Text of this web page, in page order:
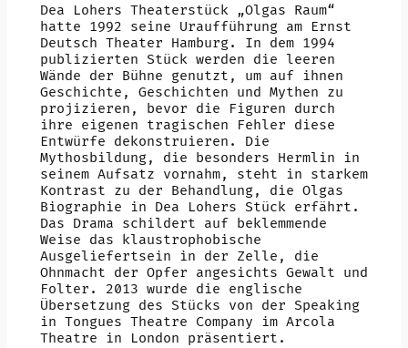
Dea Lohers Theaterstück „Olgas Raum“
hatte 1992 seine Uraufführung am Ernst
Deutsch Theater Hamburg. In dem 1994
publizierten Stück werden die leeren
Wände der Bühne genutzt, um auf ihnen
Geschichte, Geschichten und Mythen zu
projizieren, bevor die Figuren durch
ihre eigenen tragischen Fehler diese
Entwürfe dekonstruieren. Die
Mythosbildung, die besonders Hermlin in
seinem Aufsatz vornahm, steht in starkem
Kontrast zu der Behandlung, die Olgas
Biographie in Dea Lohers Stück erfährt.
Das Drama schildert auf beklemmende
Weise das klaustrophobische
Ausgeliefertsein in der Zelle, die
Ohnmacht der Opfer angesichts Gewalt und
Folter. 2013 wurde die englische
Übersetzung des Stücks von der Speaking
in Tongues Theatre Company im Arcola
Theatre in London präsentiert.